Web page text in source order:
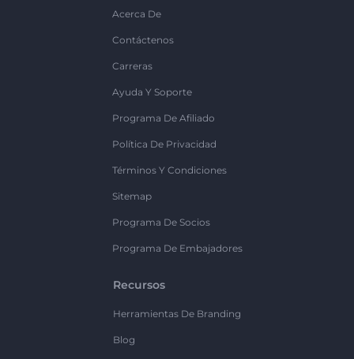
Acerca De
Contáctenos
Carreras
Ayuda Y Soporte
Programa De Afiliado
Política De Privacidad
Términos Y Condiciones
Sitemap
Programa De Socios
Programa De Embajadores
Recursos
Herramientas De Branding
Blog